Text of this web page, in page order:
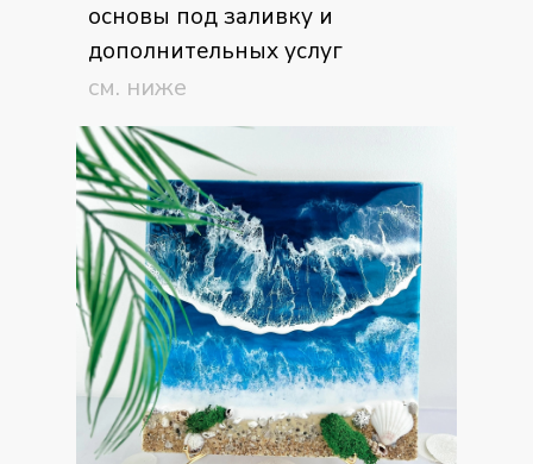
основы под заливку и
дополнительных услуг
см. ниже